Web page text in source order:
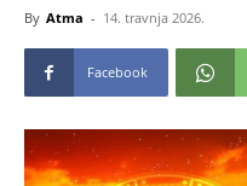
By Atma - 14. travnja 2026.
Facebook